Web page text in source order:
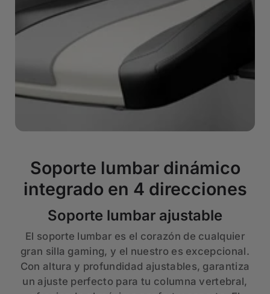
Soporte lumbar dinámico
integrado en 4 direcciones
Soporte lumbar ajustable
El soporte lumbar es el corazón de cualquier
gran silla gaming, y el nuestro es excepcional.
Con altura y profundidad ajustables, garantiza
un ajuste perfecto para tu columna vertebral,